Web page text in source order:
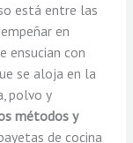
está entre las
en
ensucian con
se aloja en la
polvo y
métodos y
de cocina